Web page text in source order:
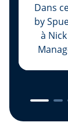
Dans
by
à
pour
de 2026. Entre l’essor